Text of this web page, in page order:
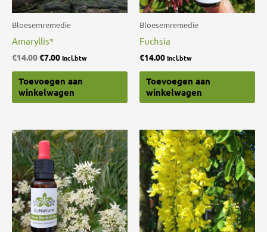
Bloesemremedie
Amaryllis*
€14.00€7.00Incl.btw
Toevoegen aan
winkelwagen
Bloesemremedie
Fuchsia
€14.00Incl.btw
Toevoegen aan
winkelwagen